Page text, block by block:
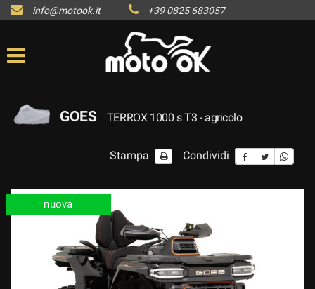
info@motook.it +39 0825 683057
GOES TERROX 1000 s T3 - agricolo
Stampa Condividi
nuova